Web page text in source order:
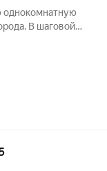
B шaговой
Tиxие сocеди.